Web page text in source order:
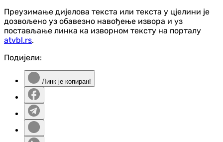
Преузимање дијелова текста или текста у цјелини је
дозвољено уз обавезно навођење извора и уз
постављање линка ка изворном тексту на порталу
atvbl.rs.
Подијели:
Линк је копиран!